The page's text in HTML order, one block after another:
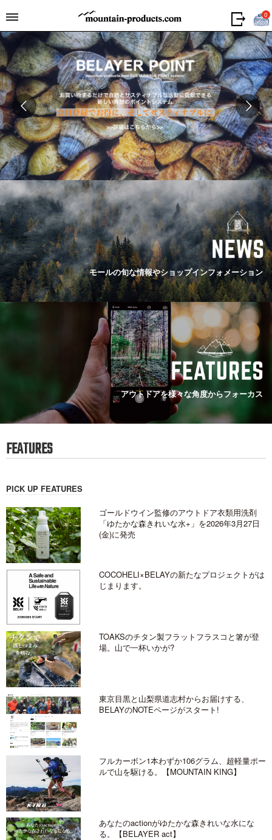
0
モールの旬な情報やショップインフォメーション
アウトドアを様々な角度からフォーカス
FEATURES
PICK UP FEATURES
ゴールドウイン監修のアウトドア衣類用洗剤
「ゆたかな森きれいな水+」を2026年3月27日
(金)に発売
COCOHELI×BELAYの新たなプロジェクトがは
じまります。
TOAKSのチタン製フラットフラスコと箸が登
場。山で一杯いかが?
東京目黒と山梨県道志村からお届けする、
BELAYのNOTEページがスタート!
フルカーボン1本わずか106グラム、超軽量ポー
ルで山を駆ける。【MOUNTAIN KING】
あなたのactionがゆたかな森きれいな水にな
る。【BELAYER act】